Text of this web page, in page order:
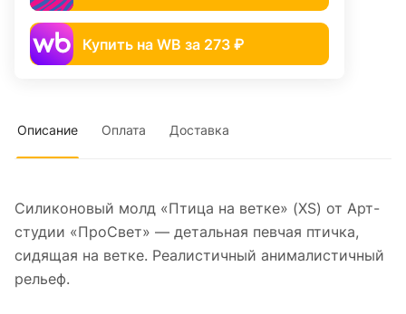
Купить на WB за 273 ₽
Описание Оплата Доставка
Силиконовый молд «Птица на ветке» (XS) от Арт-
студии «ПроСвет» — детальная певчая птичка,
сидящая на ветке. Реалистичный анималистичный
рельеф.